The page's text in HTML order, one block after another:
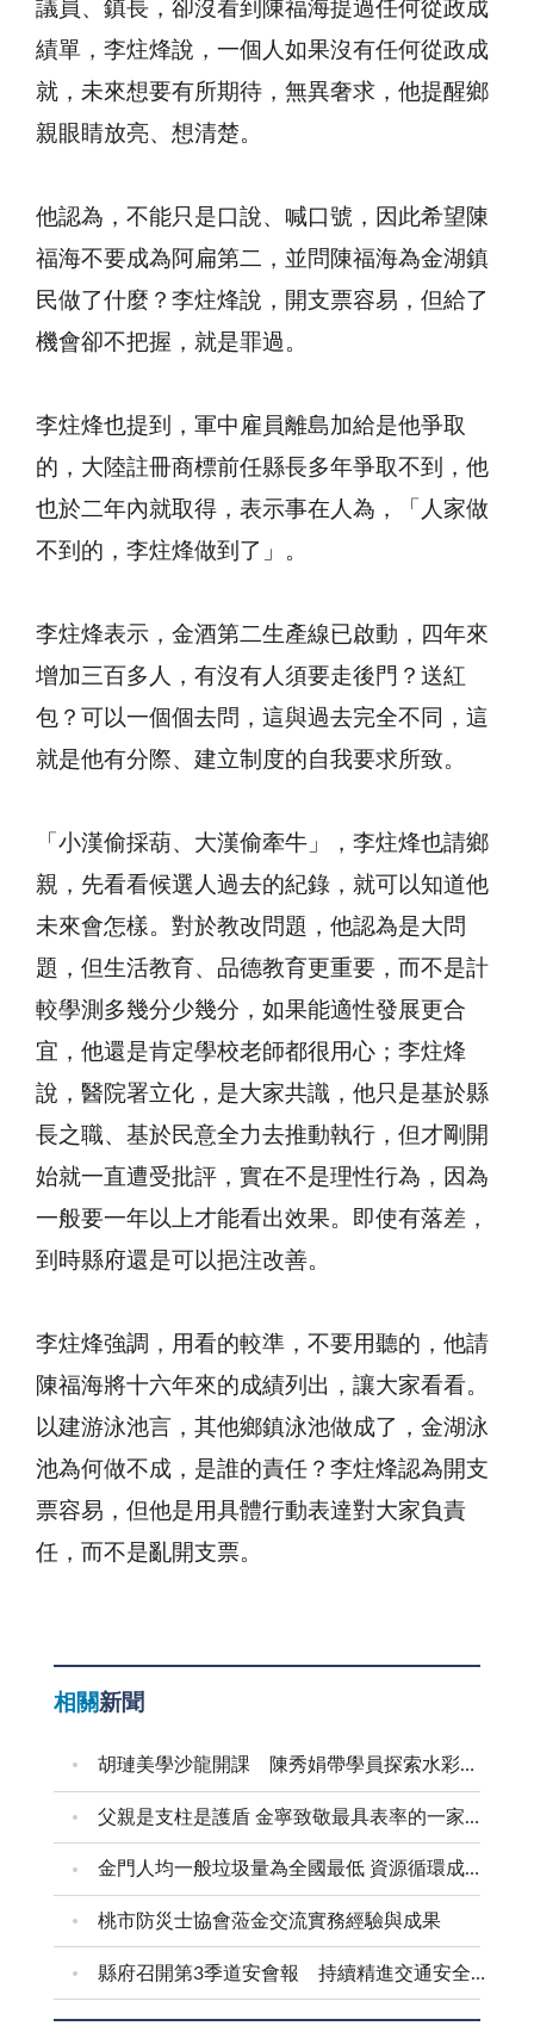
議員、鎮長，卻沒看到陳福海提過任何從政成
績單，李炷烽說，一個人如果沒有任何從政成
就，未來想要有所期待，無異奢求，他提醒鄉
親眼睛放亮、想清楚。
他認為，不能只是口說、喊口號，因此希望陳
福海不要成為阿扁第二，並問陳福海為金湖鎮
民做了什麼？李炷烽說，開支票容易，但給了
機會卻不把握，就是罪過。
李炷烽也提到，軍中雇員離島加給是他爭取
的，大陸註冊商標前任縣長多年爭取不到，他
也於二年內就取得，表示事在人為，「人家做
不到的，李炷烽做到了」。
李炷烽表示，金酒第二生產線已啟動，四年來
增加三百多人，有沒有人須要走後門？送紅
包？可以一個個去問，這與過去完全不同，這
就是他有分際、建立制度的自我要求所致。
「小漢偷採葫、大漢偷牽牛」，李炷烽也請鄉
親，先看看候選人過去的紀錄，就可以知道他
未來會怎樣。對於教改問題，他認為是大問
題，但生活教育、品德教育更重要，而不是計
較學測多幾分少幾分，如果能適性發展更合
宜，他還是肯定學校老師都很用心；李炷烽
說，醫院署立化，是大家共識，他只是基於縣
長之職、基於民意全力去推動執行，但才剛開
始就一直遭受批評，實在不是理性行為，因為
一般要一年以上才能看出效果。即使有落差，
到時縣府還是可以挹注改善。
李炷烽強調，用看的較準，不要用聽的，他請
陳福海將十六年來的成績列出，讓大家看看。
以建游泳池言，其他鄉鎮泳池做成了，金湖泳
池為何做不成，是誰的責任？李炷烽認為開支
票容易，但他是用具體行動表達對大家負責
任，而不是亂開支票。
相關新聞
胡璉美學沙龍開課 陳秀娟帶學員探索水彩藝術
父親是支柱是護盾 金寧致敬最具表率的一家之長
金門人均一般垃圾量為全國最低 資源循環成果獲肯定 逐步邁向永續島嶼典範
桃市防災士協會蒞金交流實務經驗與成果
縣府召開第3季道安會報 持續精進交通安全作為